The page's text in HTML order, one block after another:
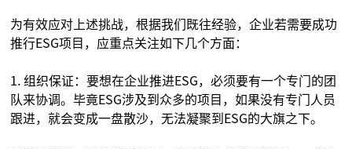
为有效应对上述挑战，根据我们既往经验，企业若需要成功
推行ESG项目，应重点关注如下几个方面：
1. 组织保证：要想在企业推进ESG，必须要有一个专门的团
队来协调。毕竟ESG涉及到众多的项目，如果没有专门人员
跟进，就会变成一盘散沙，无法凝聚到ESG的大旗之下。